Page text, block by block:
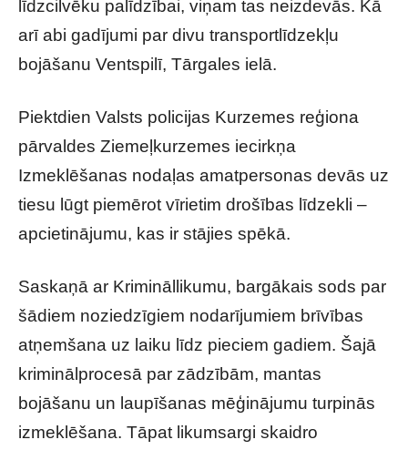
līdzcilvēku palīdzībai, viņam tas neizdevās. Kā
arī abi gadījumi par divu transportlīdzekļu
bojāšanu Ventspilī, Tārgales ielā.
Piektdien Valsts policijas Kurzemes reģiona
pārvaldes Ziemeļkurzemes iecirkņa
Izmeklēšanas nodaļas amatpersonas devās uz
tiesu lūgt piemērot vīrietim drošības līdzekli –
apcietinājumu, kas ir stājies spēkā.
Saskaņā ar Krimināllikumu, bargākais sods par
šādiem noziedzīgiem nodarījumiem brīvības
atņemšana uz laiku līdz pieciem gadiem. Šajā
kriminālprocesā par zādzībām, mantas
bojāšanu un laupīšanas mēģinājumu turpinās
izmeklēšana. Tāpat likumsargi skaidro